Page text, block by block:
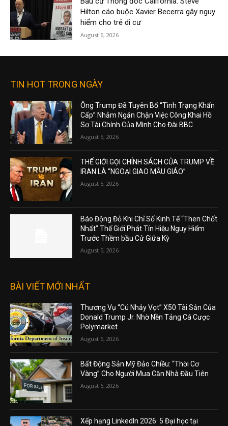
Hilton cáo buộc Xavier Becerra gây nguy
hiểm cho trẻ di cư
August 6, 2026
TIN HOT TRONG NGÀY
Ông Trump Đã Tuyên Bố “Tình Trạng Khẩn
Cấp” Nhằm Ngăn Chặn Việc Công Khai Hồ
Sơ Tài Chính Của Mình Cho Đài BBC
August 5, 2026
THẾ GIỚI GỌI CHÍNH SÁCH CỦA TRUMP VỀ
IRAN LÀ “NGOẠI GIAO MẪU GIÁO”
August 5, 2026
Báo Động Đỏ Khi Chỉ Số Kinh Tế “Then Chốt
Nhất” Thế Giới Phát Tín Hiệu Nguy Hiểm
Trước Thềm bầu Cử Giữa Kỳ
August 5, 2026
BÀI VIẾT MỚI NHẤT
Thương Vụ “Cú Nhảy Vọt” X50 Tài Sản Của
Donald Trump Jr. Nhờ Nền Tảng Cá Cược
Polymarket
August 6, 2026
Bất Động Sản Mỹ Đảo Chiều: “Thời Cơ
Vàng” Cho Người Mua Căn Nhà Đầu Tiên
August 6, 2026
Xếp hạng LinkedIn 2026: 5 Đại học tại